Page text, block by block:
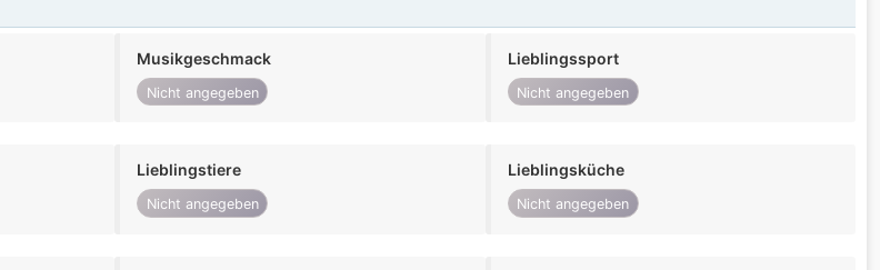
Musikgeschmack
Nicht angegeben
Lieblingssport
Nicht angegeben
Lieblingstiere
Nicht angegeben
Lieblingsküche
Nicht angegeben